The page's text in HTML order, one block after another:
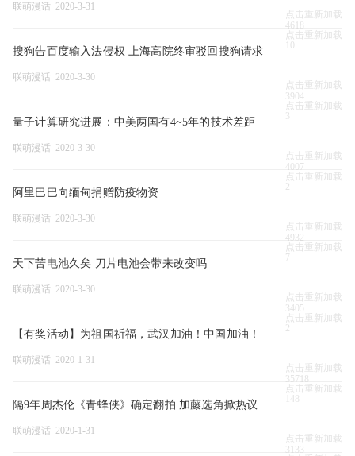
联萌漫话 2020-3-31
点击重新加载
4618
点击重新加载
10
搜狗告百度输入法侵权 上海高院终审驳回搜狗请求
联萌漫话 2020-3-30
点击重新加载
3904
点击重新加载
3
量子计算研究进展：中美两国有4~5年的技术差距
联萌漫话 2020-3-30
点击重新加载
4007
点击重新加载
2
阿里巴巴向缅甸捐赠防疫物资
联萌漫话 2020-3-30
点击重新加载
4932
点击重新加载
7
天下苦电池久矣 刀片电池会带来改变吗
联萌漫话 2020-3-30
点击重新加载
3405
点击重新加载
2
【有奖活动】为祖国祈福，武汉加油！中国加油！
联萌漫话 2020-1-31
点击重新加载
35718
点击重新加载
148
隔9年周杰伦《青蜂侠》确定翻拍 加藤选角掀热议
联萌漫话 2020-1-31
点击重新加载
3133